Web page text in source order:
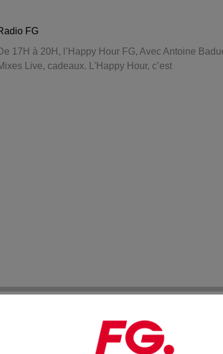
FG
17H à 20H, l’Happy Hour FG, Avec Antoine
Live, cadeaux. L'Happy Hour, c’est